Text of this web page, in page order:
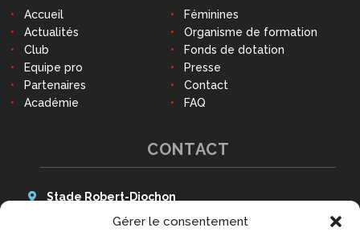
Gérer le consentement
CONTACT
Stade Robert-Diochon
48 Avenue des Canadiens
Accueil
Actualités
Club
Equipe pro
Partenaires
Académie
Féminines
Organisme de formation
Fonds de dotation
Presse
Contact
FAQ